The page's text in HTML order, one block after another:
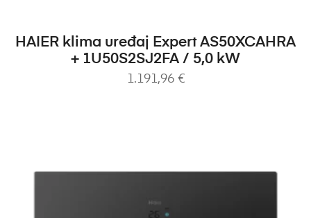
DODAJ U KOŠARICU
HAIER klima uređaj Expert AS50XCAHRA
+ 1U50S2SJ2FA / 5,0 kW
1.191,96 €